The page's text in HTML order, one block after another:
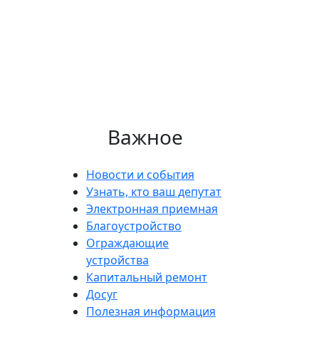
Важное
Новости и события
Узнать, кто ваш депутат
Электронная приемная
Благоустройство
Ограждающие
устройства
Капитальный ремонт
Досуг
Полезная информация